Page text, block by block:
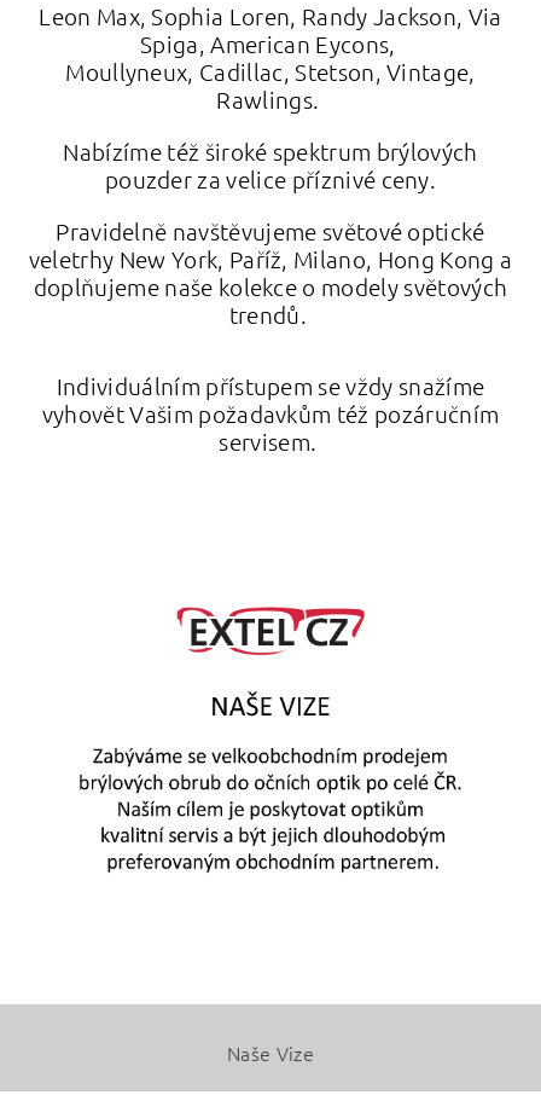
Leon Max, Sophia Loren, Randy Jackson, Via
Spiga, American Eycons,
Moullyneux, Cadillac, Stetson, Vintage,
Rawlings.
Nabízíme též široké spektrum brýlových
pouzder za velice příznivé ceny.
Pravidelně navštěvujeme světové optické
veletrhy New York, Paříž, Milano, Hong Kong a
doplňujeme naše kolekce o modely světových
trendů.
Individuálním přístupem se vždy snažíme
vyhovět Vašim požadavkům též pozáručním
servisem.
Naše Vize